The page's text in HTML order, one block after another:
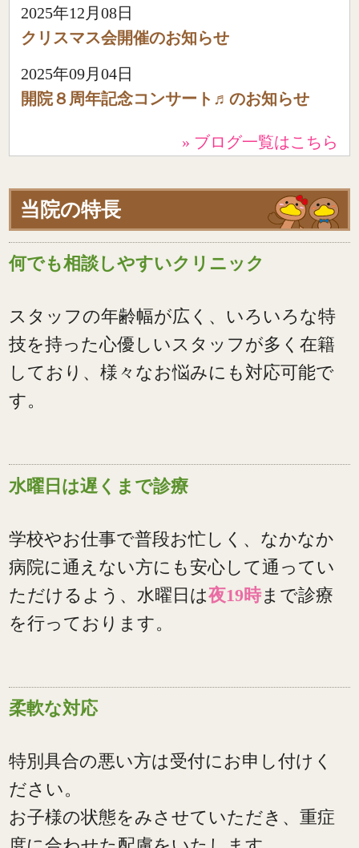
2025年12月08日
クリスマス会開催のお知らせ
2025年09月04日
開院８周年記念コンサート♬のお知らせ
» ブログ一覧はこちら
当院の特長
何でも相談しやすいクリニック
スタッフの年齢幅が広く、いろいろな特
技を持った心優しいスタッフが多く在籍
しており、様々なお悩みにも対応可能で
す。
水曜日は遅くまで診療
学校やお仕事で普段お忙しく、なかなか
病院に通えない方にも安心して通ってい
ただけるよう、水曜日は夜19時まで診療
を行っております。
柔軟な対応
特別具合の悪い方は受付にお申し付けく
ださい。
お子様の状態をみさせていただき、重症